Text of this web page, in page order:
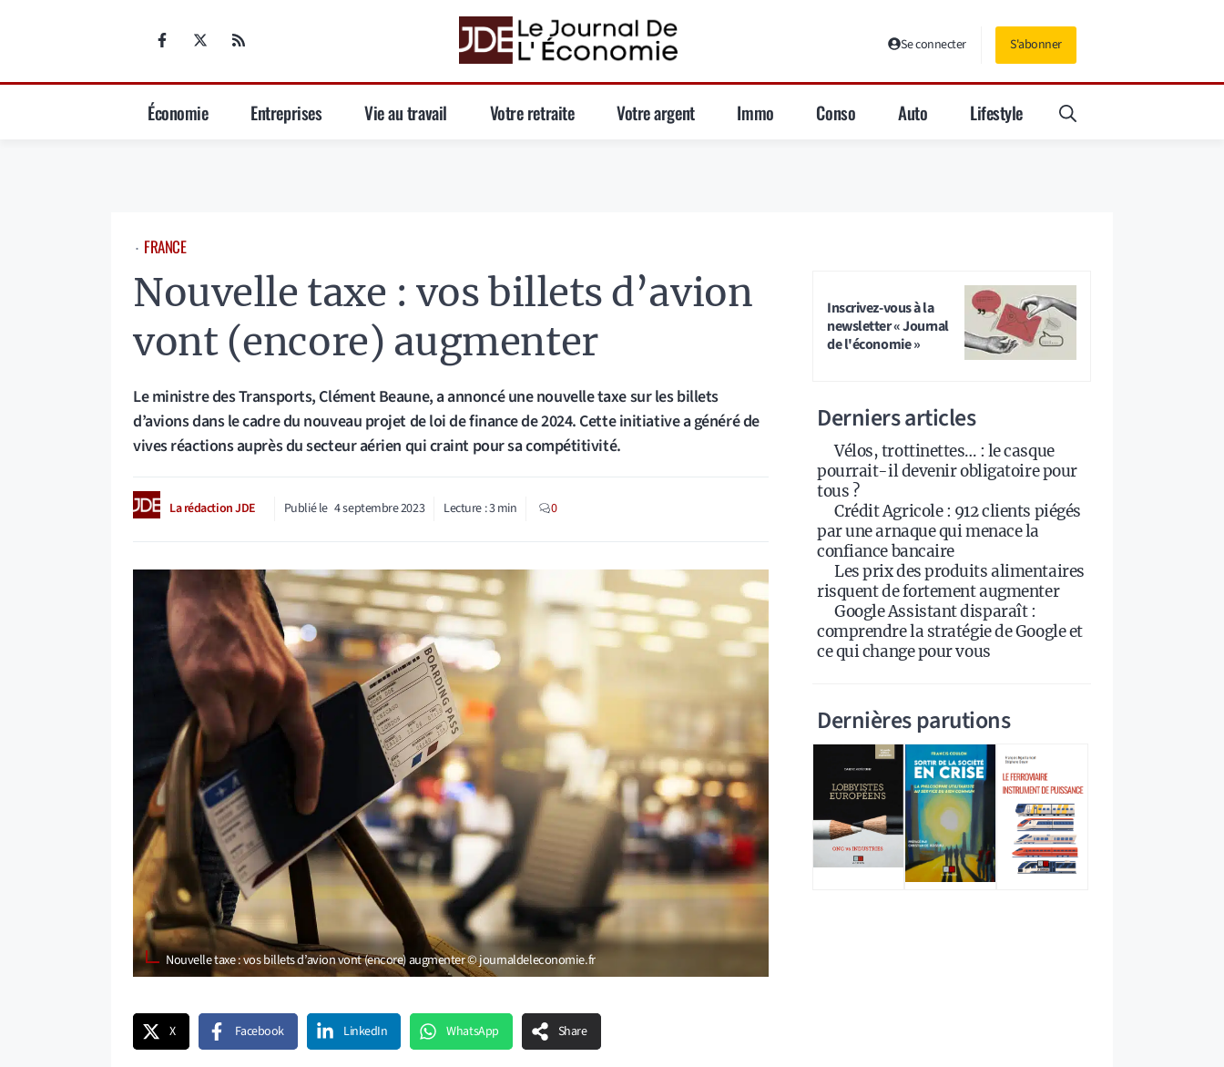
Se connecter S'abonner
Économie Entreprises Vie au travail Votre retraite Votre argent Immo Conso Auto Lifestyle
⋅ FRANCE
Nouvelle taxe : vos billets d’avion
vont (encore) augmenter
Le ministre des Transports, Clément Beaune, a annoncé une nouvelle taxe sur les billets
d’avions dans le cadre du nouveau projet de loi de finance de 2024. Cette initiative a généré de
vives réactions auprès du secteur aérien qui craint pour sa compétitivité.
La rédaction JDE Publié le 4 septembre 2023 Lecture :3min 0
Nouvelle taxe : vos billets d’avion vont (encore) augmenter © journaldeleconomie.fr
X Facebook LinkedIn WhatsApp Share
Inscrivez-vous à la
newsletter « Journal
de l'économie »
Derniers articles
Vélos, trottinettes… : le casque
pourrait-il devenir obligatoire pour
tous ?
Crédit Agricole : 912 clients piégés
par une arnaque qui menace la
confiance bancaire
Les prix des produits alimentaires
risquent de fortement augmenter
Google Assistant disparaît :
comprendre la stratégie de Google et
ce qui change pour vous
Dernières parutions